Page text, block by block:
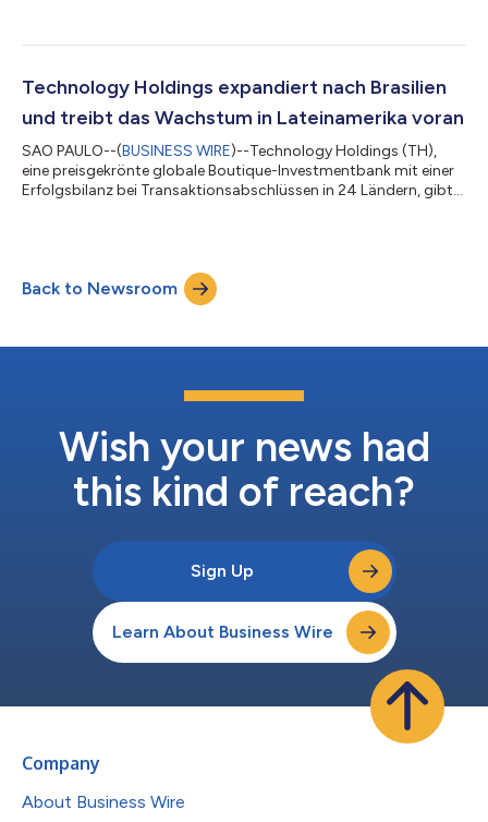
Umfirmierung spiegelt die anhaltende Expansion des
darunter Vermögensverwaltung und ein erweitertes Angebot im
Bereich Wachstumsberatung, um für seine Kunden W...
Technology Holdings expandiert nach Brasilien
und treibt das Wachstum in Lateinamerika voran
SAO PAULO--(BUSINESS WIRE)--Technology Holdings (TH),
eine preisgekrönte globale Boutique-Investmentbank mit einer
Erfolgsbilanz bei Transaktionsabschlüssen in 24 Ländern, gibt
Schritt stärkt die Präsenz von Technology Holdings auf dem
schnell wachsenden lateinamerikanischen Markt erheblich und
ermöglicht es dem Unternehmen,...
Back to Newsroom
Wish your news had
this kind of reach?
Sign Up
Learn About Business Wire
Company
About Business Wire